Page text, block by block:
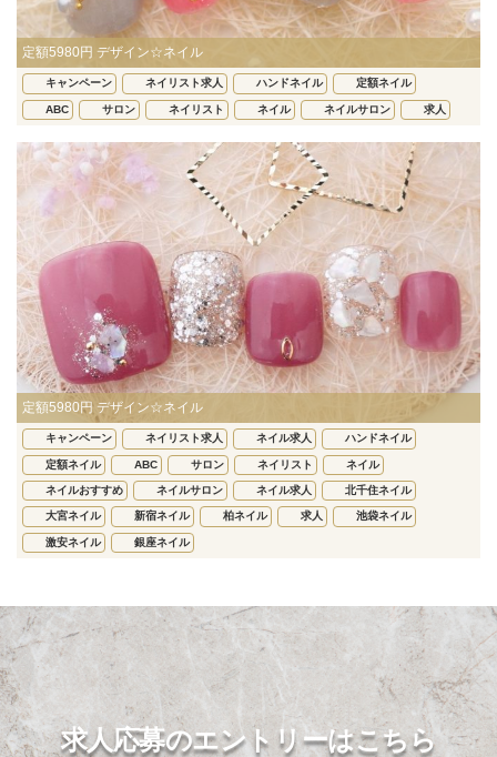
定額5980円 デザイン☆ネイル
キャンペーン ネイリスト求人 ハンドネイル 定額ネイル
ABC サロン ネイリスト ネイル ネイルサロン 求人
定額5980円 デザイン☆ネイル
キャンペーン ネイリスト求人 ネイル求人 ハンドネイル
定額ネイル ABC サロン ネイリスト ネイル
ネイルおすすめ ネイルサロン ネイル求人 北千住ネイル
大宮ネイル 新宿ネイル 柏ネイル 求人 池袋ネイル
激安ネイル 銀座ネイル
求人応募のエントリーはこちら